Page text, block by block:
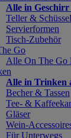
Alle in Geschirr
Teller &
Servierformen
Tisch-Zubehör
Go
Alle On The Go
Alle in Trinken
Becher & Tassen
Tee- &
Gläser
Wein-
Für Unterwegs